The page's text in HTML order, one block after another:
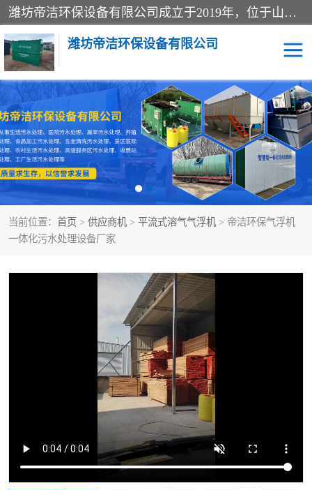
潍坊帝洁环保设备有限公司成立于2019年，位于山东省潍坊市潍城经济开发区；公司专注于环境保护专用设备及配件的研发、生产、安装与销售，同时涉及医用消毒设备、机电设备和仪器仪表的销售。此外，公司提供环保工程施工、环保技术研发与转让、技术服务以及环境工程专项设计服务，致力于为客户提供全面的环保解决方案，助力绿色可持续发展。
潍坊帝洁环保设备有限公司
当前位置： 首页 > 供应商机 > 平流式溶气气浮机 > 帝洁环保气浮机
一体化污水处理设备厂家
一体化提升泵站 屠宰肉食品加工污水处理
设备
一体化生活污水处理设备 学校污水处理设备
医院污水处理设备 喷涂废水油墨废水
玻璃钢一体化污水处理设 水性涂料加工污水处理设
洗涤污水处理设备
洗车废水处理设备 实验室污水处理设备
平流式溶气气浮机 风景区旅游景点污水处理
设备
高速服务区收费站污水处 微动力生化污水处理设备
海鲜加工污水处理设备 蒸发器设备价格
客运站污水处理设备 航站楼厕所污水处理设备